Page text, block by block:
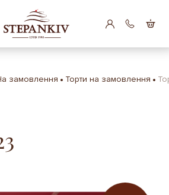
замовлення Торти на замовлення